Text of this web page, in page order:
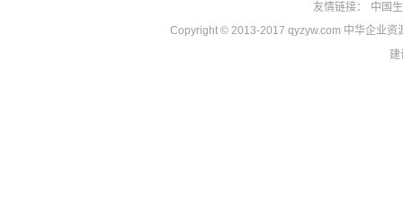
友情链接：
中国
Copyright © 2013-2017 qyzyw.com 中华企业资